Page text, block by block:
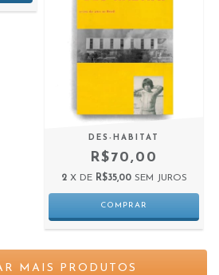
DES-HABITAT
R$70,00
2 X DE R$35,00 SEM JUROS
MAIS PRODUTOS